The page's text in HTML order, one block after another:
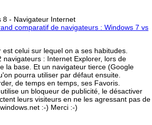
8 - Navigateur Internet
comparatif de navigateurs : Windows 7 vs
est celui sur lequel on a ses habitudes.
navigateurs : Internet Explorer, lors de
la base. Et un navigateur tierce (Google
pourra utiliser par défaut ensuite.
de temps en temps, ses Favoris.
un bloqueur de publicité, le désactiver
leurs visiteurs en ne les agressant pas de
:-) Merci :-)